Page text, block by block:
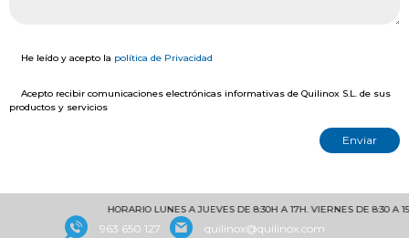
He leído y acepto la política de Privacidad
Acepto recibir comunicaciones electrónicas informativas de Quilinox S.L. de sus
productos y servicios
HORARIO LUNES A JUEVES DE 8:30H A 17H. VIERNES DE 8:30 A 15H
963 650 127 quilinox@quilinox.com